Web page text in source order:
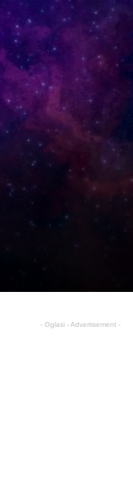
- Oglasi - Advertisement -